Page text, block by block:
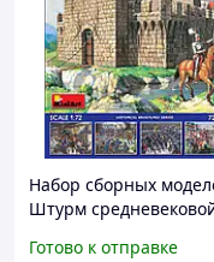
Набор сборных
Штурм
72033
Готово к отправке